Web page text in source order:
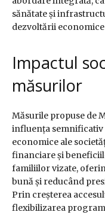
sănătate și
dezvoltării economice
Impactul
măsurilor
Măsurile propuse de
influența semnificativ
economice ale
financiare și
familiilor vizate,
bună și reducând
Prin creșterea
flexibilizarea